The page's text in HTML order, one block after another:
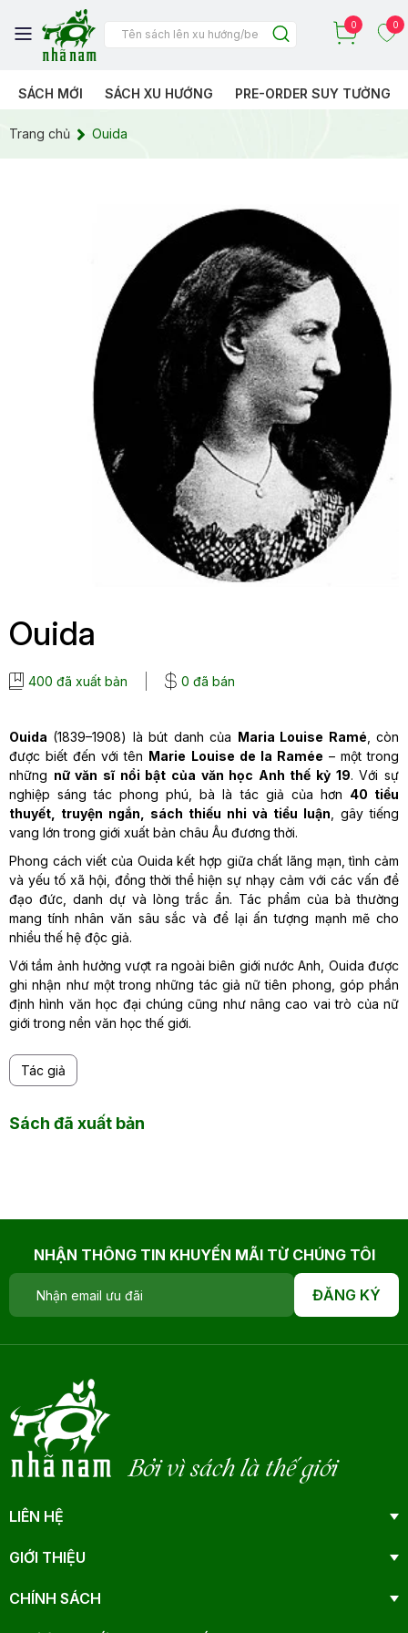
0 0
SÁCH MỚI SÁCH XU HƯỚNG PRE-ORDER SUY TƯỞNG
Trang chủ Ouida
Ouida
400 đã xuất bản 0 đã bán
Ouida (1839–1908) là bút danh của Maria Louise Ramé , còn
được biết đến với tên Marie Louise de la Ramée – một trong
những nữ văn sĩ nổi bật của văn học Anh thế kỷ 19. Với sự
nghiệp sáng tác phong phú, bà là tác giả của hơn 40 tiểu
thuyết, truyện ngắn, sách thiếu nhi và tiểu luận , gây tiếng
vang lớn trong giới xuất bản châu Âu đương thời.
Phong cách viết của Ouida kết hợp giữa chất lãng mạn, tình cảm
và yếu tố xã hội, đồng thời thể hiện sự nhạy cảm với các vấn đề
đạo đức, danh dự và lòng trắc ẩn. Tác phẩm của bà thường
mang tính nhân văn sâu sắc và để lại ấn tượng mạnh mẽ cho
nhiều thế hệ độc giả.
Với tầm ảnh hưởng vượt ra ngoài biên giới nước Anh, Ouida được
ghi nhận như một trong những tác giả nữ tiên phong, góp phần
định hình văn học đại chúng cũng như nâng cao vai trò của nữ
giới trong nền văn học thế giới.
Tác giả
Sách đã xuất bản
NHẬN THÔNG TIN KHUYẾN MÃI TỪ CHÚNG TÔI
ĐĂNG KÝ
Bởi vì sách là thế giới
LIÊN HỆ
GIỚI THIỆU
CHÍNH SÁCH